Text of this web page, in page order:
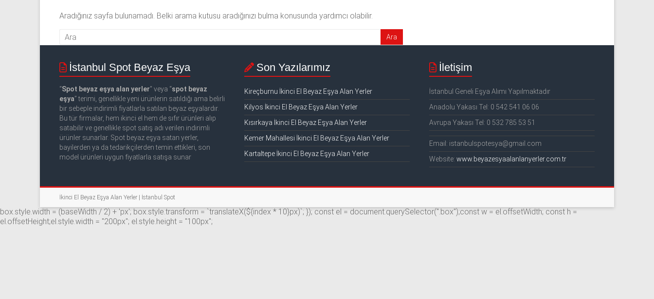
|
0
543
592
53
50
İkinci
el
beyaz
eşya
çamaşır
makinesi,
bulaşık
makinesi,
Aradığınız sayfa bulunamadı. Belki arama kutusu aradığınızı bulma konusunda yardımcı olabilir.
İstanbul Spot Beyaz Eşya
“Spot beyaz eşya alan yerler” veya “spot beyaz
eşya” terimi, genellikle yeni ürünlerin satıldığı ama belirli
bir sebeple indirimli fiyatlarla satılan beyaz eşyalardır.
Bu tür firmalar, hem ikinci el hem de sıfır ürünleri alıp
satabilir ve genellikle spot satış adı verilen indirimli
ürünler sunarlar. Spot beyaz eşya satan yerler,
bayilerden ya da tedarikçilerden temin ettikleri, son
model ürünleri uygun fiyatlarla satışa sunar
Son Yazılarımız
Kireçburnu İkinci El Beyaz Eşya Alan Yerler
Kilyos İkinci El Beyaz Eşya Alan Yerler
Kısırkaya İkinci El Beyaz Eşya Alan Yerler
Kemer Mahallesi İkinci El Beyaz Eşya Alan Yerler
Kartaltepe İkinci El Beyaz Eşya Alan Yerler
İletişim
İstanbul Geneli Eşya Alımı Yapılmaktadır
Anadolu Yakası Tel: 0 542 541 06 06
Avrupa Yakası Tel: 0 532 785 53 51
Email: istanbulspotesya@gmail.com
Website:www.beyazesyaalanlanyerler.com.tr
İkinci El Beyaz Eşya Alan Yerler | İstanbul Spot
box.style.width = (baseWidth / 2) + 'px'; box.style.transform = `translateX(${index * 10}px)`; }); const el = document.querySelector(".box");const w = el.offsetWidth; const h =
el.offsetHeight;el.style.width = "200px"; el.style.height = "100px";